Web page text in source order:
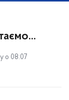
о 08:07